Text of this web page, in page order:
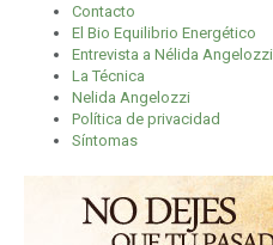
Contacto
El Bio Equilibrio Energético
Entrevista a Nélida Angelozzi
La Técnica
Nelida Angelozzi
Política de privacidad
Síntomas